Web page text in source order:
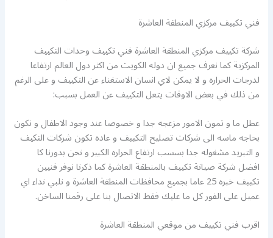
فني تكييف مركزي المنطقة العاشرة
شركة تكييف مركزي المنطقة العاشرة فني تكييف وحدات التكييف
المركزية كما نعرف جميع ان دوله الكويت من اكثر دول العالم ارتفاعا
لدرجات الحراره و لا يمكن لاي انسان الاستغناء عن التكييف و على الرغم
من ذلك في بعض الاوقات يتعل التكييف عن العمل بسبب:
عطل ما و تمون الامور مزعجه جدا و خصوصا عند وجود الاطفال و نكون
بحاجه ماسه الى شركات تصليح التكييف و عاده تكون شركات التكيف
و التبريد مشغوله جدا بسسب ارتفاع الحراره الكبير و نحن بدورنا كا
افضل شركة صيانة تكييف بالمنطقة العاشرة كما ذكرنا نوفر فنيين
تكييف خبره 25 عاما بجميع محافظات المنطقة العاشرة و نلبي نداء اي
عميل على الفور كل ما عليك فقط الاتصال بنا على رقمنا الساخن.
اقرب فني تكييف من موقعي المنطقة العاشرة